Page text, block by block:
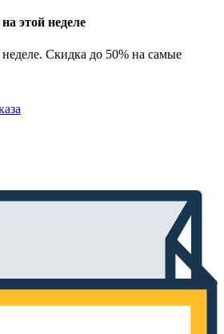
этой неделе
Скидка до 50% на самые